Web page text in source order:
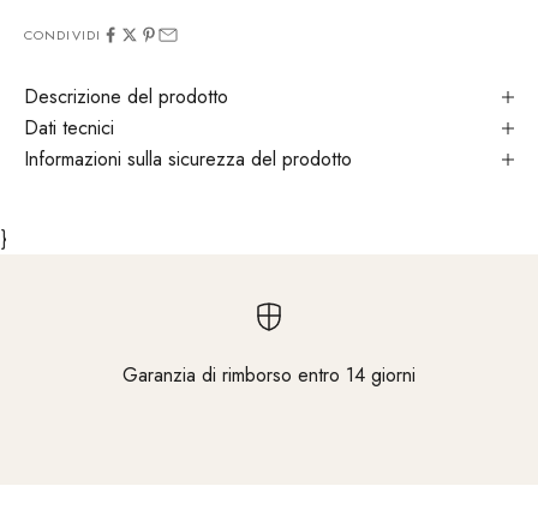
CONDIVIDI
Descrizione del prodotto
Dati tecnici
Informazioni sulla sicurezza del prodotto
}
Garanzia di rimborso entro 14 giorni